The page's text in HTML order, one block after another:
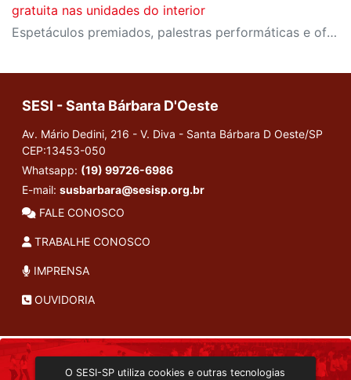
gratuita nas unidades do interior
Espetáculos premiados, palestras performáticas e oficinas de palhaçaria feminina em cidades como Campinas, Taubaté e Santos.
SESI - Santa Bárbara D'Oeste
Av. Mário Dedini, 216 - V. Diva - Santa Bárbara D Oeste/SP
CEP:13453-050
Whatsapp: (19) 99726-6986
E-mail: susbarbara@sesisp.org.br
FALE CONOSCO
TRABALHE CONOSCO
IMPRENSA
OUVIDORIA
O SESI-SP utiliza cookies e outras tecnologias